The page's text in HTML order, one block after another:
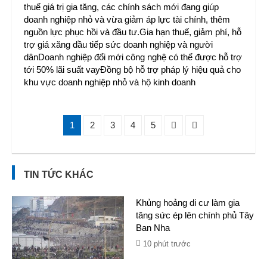
thuế giá trị gia tăng, các chính sách mới đang giúp
doanh nghiệp nhỏ và vừa giảm áp lực tài chính, thêm
nguồn lực phục hồi và đầu tư.Gia hạn thuế, giảm phí, hỗ
trợ giá xăng dầu tiếp sức doanh nghiệp và người
dânDoanh nghiệp đổi mới công nghệ có thể được hỗ trợ
tới 50% lãi suất vayĐồng bộ hỗ trợ pháp lý hiệu quả cho
khu vực doanh nghiệp nhỏ và hộ kinh doanh
1 2 3 4 5
TIN TỨC KHÁC
Khủng hoảng di cư làm gia
tăng sức ép lên chính phủ Tây
Ban Nha
10 phút trước